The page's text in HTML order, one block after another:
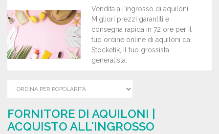
Vendita all'ingrosso di aquiloni.
Migliori prezzi garantiti e
consegna rapida in 72 ore per il
tuo ordine online di aquiloni da
Stocketik, il tuo grossista
generalista.
FORNITORE DI AQUILONI |
ACQUISTO ALL'INGROSSO